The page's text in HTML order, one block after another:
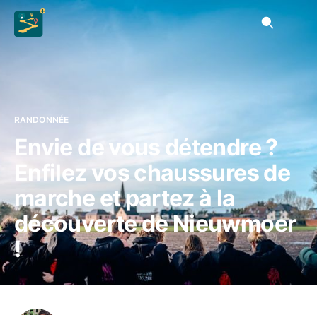
RANDONNÉE
Envie de vous détendre ?
Enfilez vos chaussures de
marche et partez à la
découverte de Nieuwmoer
!